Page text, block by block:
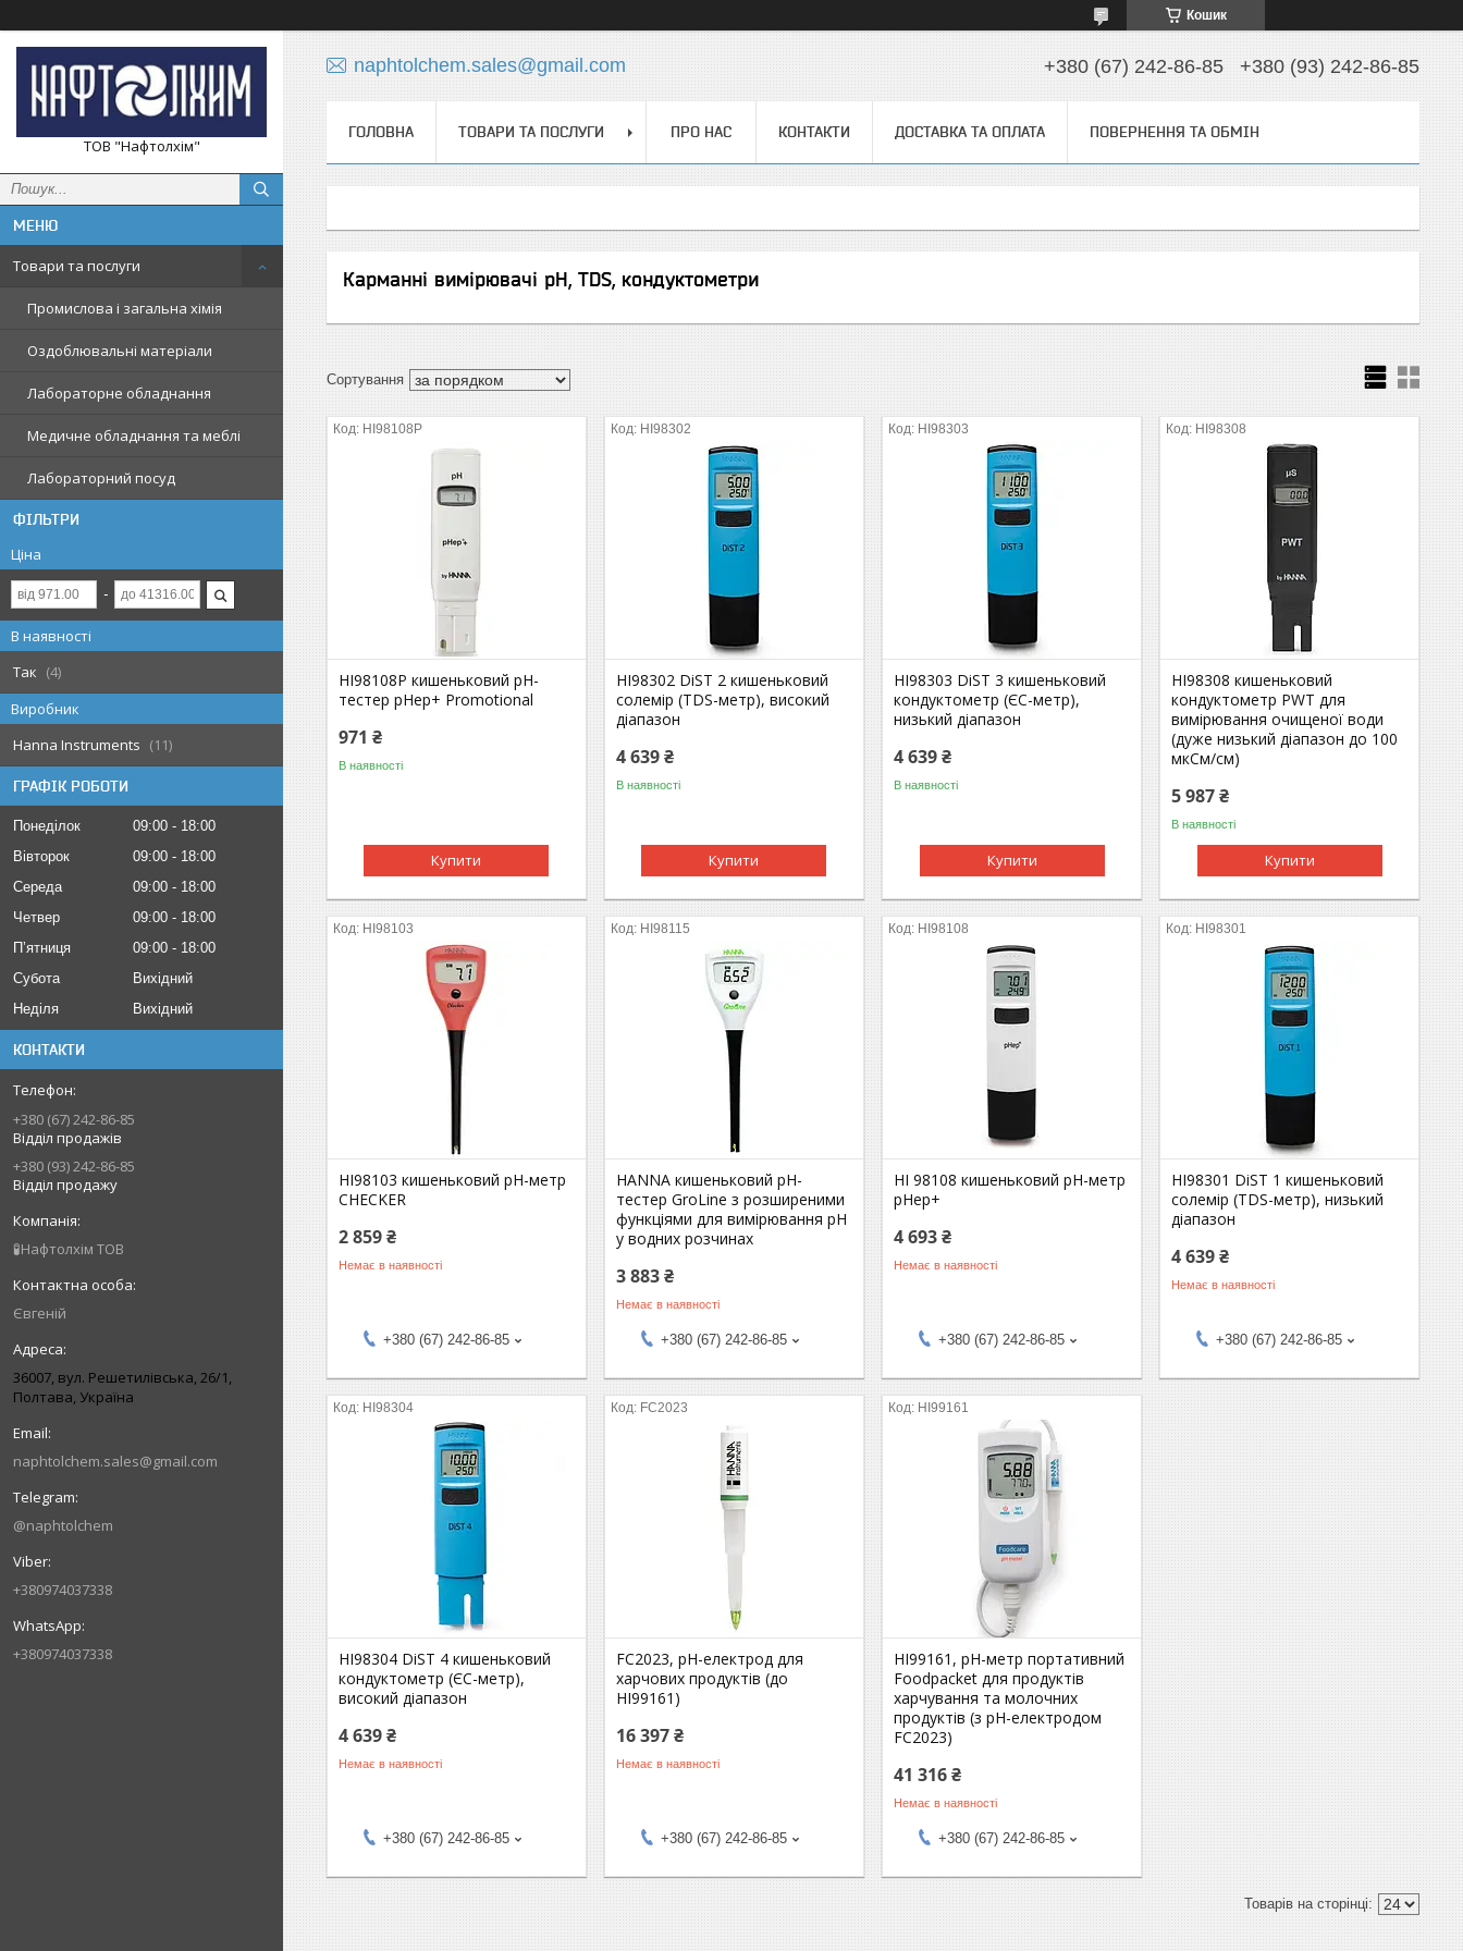
Кошик
ТОВ "Нафтолхім"
Товари та послуги
Промислова і загальна хімія
Оздоблювальні матеріали
Лабораторне обладнання
Медичне обладнання та меблі
Лабораторний посуд
ФІЛЬТРИ
Ціна
В наявності
Так
4
Виробник
Hanna Instruments
11
ГРАФІК РОБОТИ
Понеділок 09:00
18:00
Вівторок
09:00
18:00
Середа
09:00
18:00
Четвер
09:00
18:00
Пʼятниця
09:00
18:00
Субота
Вихідний
Неділя
Вихідний
КОНТАКТИ
+380 (67) 242-86-85
Відділ продажів
+380 (93) 242-86-85
Відділ продажу
🧪Нафтолхім ТОВ
Євгеній
36007, вул. Решетилівська, 26/1,
Полтава, Україна
naphtolchem.sales@gmail.com
@naphtolchem
+380974037338
+380974037338
naphtolchem.sales@gmail.com +380 (67) 242-86-85 +380 (93) 242-86-85
ГОЛОВНА ТОВАРИ ТА ПОСЛУГИ ПРО НАС КОНТАКТИ ДОСТАВКА ТА ОПЛАТА ПОВЕРНЕННЯ ТА ОБМІН
Карманні вимірювачі рН, TDS, кондуктометри
HI98108P
HI98108P кишеньковий pH-
тестер pHep+ Promotional
971 ₴
В наявності
Купити
HI98302
HI98302 DiST 2 кишеньковий
солемір (TDS-метр), високий
діапазон
4 639 ₴
В наявності
Купити
HI98303
HI98303 DiST 3 кишеньковий
кондуктометр (ЄС-метр),
низький діапазон
4 639 ₴
В наявності
Купити
HI98308
HI98308 кишеньковий
кондуктометр PWT для
вимірювання очищеної води
(дуже низький діапазон до 100
мкСм/см)
5 987 ₴
В наявності
Купити
HI98103
HI98103 кишеньковий pH-метр
CHECKER
2 859 ₴
Немає в наявності
+380 (67) 242-86-85
HI98115
HANNA кишеньковий рН-
тестер GroLine з розширеними
функціями для вимірювання рН
у водних розчинах
3 883 ₴
Немає в наявності
+380 (67) 242-86-85
HI98108
HI 98108 кишеньковий pH-метр
pHep+
4 693 ₴
Немає в наявності
+380 (67) 242-86-85
HI98301
HI98301 DiST 1 кишеньковий
солемір (TDS-метр), низький
діапазон
4 639 ₴
Немає в наявності
+380 (67) 242-86-85
HI98304
HI98304 DiST 4 кишеньковий
кондуктометр (ЄС-метр),
високий діапазон
4 639 ₴
Немає в наявності
+380 (67) 242-86-85
FC2023
FC2023, рН-електрод для
харчових продуктів (до
HI99161)
16 397 ₴
Немає в наявності
+380 (67) 242-86-85
HI99161
HI99161, рН-метр портативний
Foodpacket для продуктів
харчування та молочних
продуктів (з рН-електродом
FC2023)
41 316 ₴
Немає в наявності
+380 (67) 242-86-85